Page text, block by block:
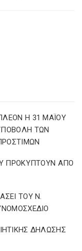
Η 31 ΜΑΪΟΥ
ΤΩΝ
ΠΡΟΚΥΠΤΟΥΝ ΑΠΟ
ΤΟΥ Ν.
ΔΗΛΩΣΗΣ